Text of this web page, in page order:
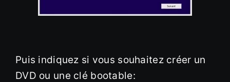
Puis indiquez si vous souhaitez créer un
DVD ou une clé bootable: